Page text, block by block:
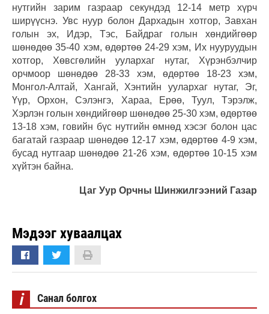
нутгийн зарим газраар секундэд 12-14 метр хүрч
ширүүснэ. Увс нуур болон Дархадын хотгор, Завхан
голын эх, Идэр, Тэс, Байдраг голын хөндийгөөр
шөнөдөө 35-40 хэм, өдөртөө 24-29 хэм, Их нууруудын
хотгор, Хөвсгөлийн уулархаг нутаг, Хүрэнбэлчир
орчмоор шөнөдөө 28-33 хэм, өдөртөө 18-23 хэм,
Монгол-Алтай, Хангай, Хэнтийн уулархаг нутаг, Эг,
Үүр, Орхон, Сэлэнгэ, Хараа, Ерөө, Туул, Тэрэлж,
Хэрлэн голын хөндийгөөр шөнөдөө 25-30 хэм, өдөртөө
13-18 хэм, говийн бүс нутгийн өмнөд хэсэг болон цас
багатай газраар шөнөдөө 12-17 хэм, өдөртөө 4-9 хэм,
бусад нутгаар шөнөдөө 21-26 хэм, өдөртөө 10-15 хэм
хүйтэн байна.
Цаг Уур Орчны Шинжилгээний Газар
Мэдээг хуваалцах
i Санал болгох